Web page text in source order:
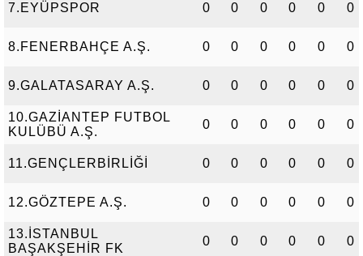
7.EYÜPSPOR 0 0 0 0 0 0
8.FENERBAHÇE A.Ş. 0 0 0 0 0 0
9.GALATASARAY A.Ş. 0 0 0 0 0 0
10.GAZİANTEP FUTBOL
KULÜBÜ A.Ş.
0 0 0 0 0 0
11.GENÇLERBİRLİĞİ 0 0 0 0 0 0
12.GÖZTEPE A.Ş. 0 0 0 0 0 0
13.İSTANBUL
BAŞAKŞEHİR FK
0 0 0 0 0 0